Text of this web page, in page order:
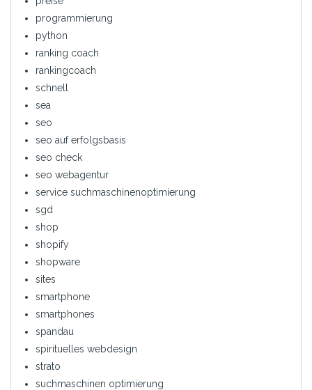
programmierung
python
ranking coach
rankingcoach
schnell
sea
seo
seo auf erfolgsbasis
seo check
seo webagentur
service suchmaschinenoptimierung
sgd
shop
shopify
shopware
sites
smartphone
smartphones
spandau
spirituelles webdesign
strato
suchmaschinen optimierung